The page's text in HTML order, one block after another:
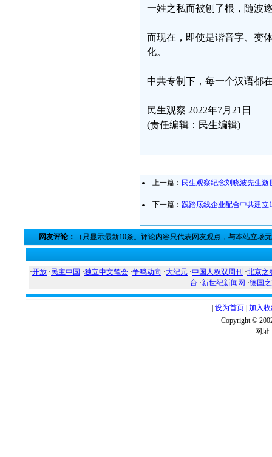
一姓之私而被刨了根，随波
而现在，即使是谐音字、变
化。
中共专制下，每一个汉语都
民生观察 2022年7月21日
(责任编辑：民生编辑)
上一篇： 民生观察纪念刘晓波先生逝
下一篇： 践踏底线企业配合中共建立
网友评论： （只显示最新10条。评论内容只代表网友观点，与本站立场
·开放 · 民主中国 ·独立中文笔会 ·争鸣动向 ·大纪元 ·中国人权双周刊 ·北京之
台 ·新世纪新闻网 ·德国
设为首页 加入
Copyright ©
网址